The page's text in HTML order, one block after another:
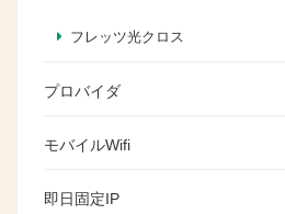
フレッツ光クロス
プロバイダ
モバイルWifi
即日固定IP